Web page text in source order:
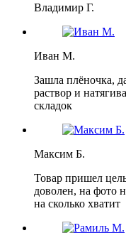
Владимир Г.
Иван М.
Зашла плёночка,
раствор и
складок
Максим Б.
Товар пришел
доволен, на фото
на сколько хватит